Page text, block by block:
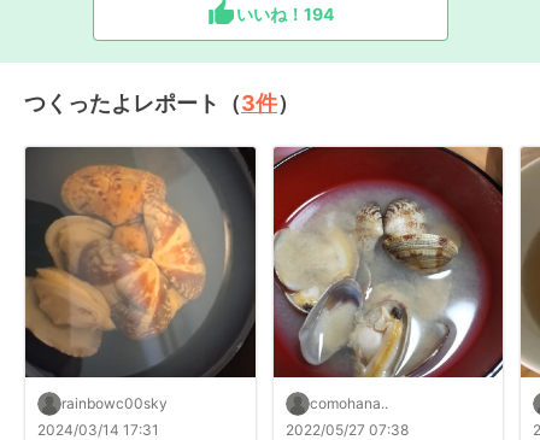
いいね！ 194
つくったよレポート（3件）
rainbowc00sky
2024/03/14 17:31
comohana..
2022/05/27 07:38